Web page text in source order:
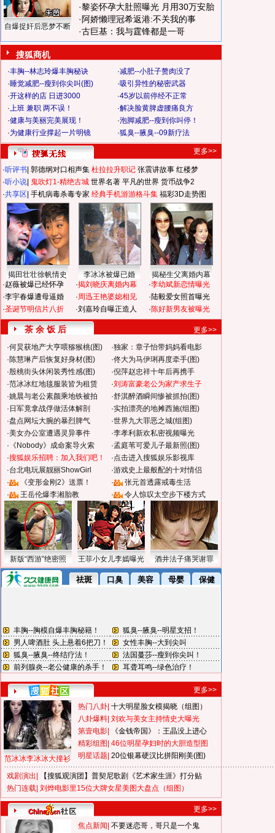
自爆捉奸后恶梦不断
·黎姿怀孕大肚照曝光 月用30万安胎
· 阿娇懒理冠希返港:不关我的事
·古巨基：我与霆锋都是一哥
搜狐商机
·丰胸--林志玲爆丰胸秘诀 ·减肥--小肚子赘肉没了
·睡觉减肥--瘦到你尖叫(图) ·吸引异性的秘密武器
·开这样的店 日进3000 ·45岁以前停经不正常
·上班 兼职 两不误！ ·解决脸黄脾虚腰痛良方
·健康与美丽完美展现！ ·泡脚减肥--瘦到你叫停！
·为健康行业撑起一片明镜 ·狐臭--腋臭--09新疗法
更多>>
·听评书 郭德纲对口相声集 杜拉拉升职记 张震讲故事 红楼梦
·听小说 鬼吹灯1-精绝古城 世界名著 平凡的世界 货币战争2
·共享区 手机病毒杀毒专家 经典手机游游格斗集 福彩3D走势图
揭田壮壮徐帆情史 李冰冰被爆已婚
揭秘生父离婚内幕
·赵薇被爆已经怀孕
·李宇春爆遭母逼婚
·圣诞节明信片八折
·揭刘晓庆离婚内幕
·周迅王艳婆媳相见
·刘嘉玲自曝正造人
·李幼斌新恋情曝光
·陆毅爱女照首曝光
·陈好新男友被曝光
茶 余 饭 后
更多>>
·何炅获地产大亨喂猕猴桃(图) ·独家：章子怡带妈妈看电影
·陈慧琳产后恢复好身材(图) ·佟大为马伊琍再度牵手(图)
·殷桃街头休闲装秀性感(图) ·倪萍赵忠祥十年后再携手
·范冰冰红地毯服装皆为租赁 ·刘涛富豪老公为家产求生子
·姚晨与老公素颜乘地铁被拍 ·舒淇醉酒瞬间惨被抓拍(图)
· 日军竟拿战俘做活体解剖 ·实拍漂亮的地摊西施(组图)
·盘点网坛大腕的暴烈脾气 ·世界九大罪恶之城(组图)
·美女办公室遭遇灵异事件 ·李孝利新欢私密视频曝光
· 《Nobody》成命案导火索 ·孟庭苇可爱儿子最新照(图)
·搜狐娱乐招聘：加入我们吧！ ·点击进入搜狐娱乐影视库
·台北电玩展靓丽ShowGirl ·游戏史上最般配的十对情侣
·
《变形金刚2》送票！ ·
张元首透露戒毒生活
·
王岳伦爆李湘胎教 · 令人惊叹太空步下楼方式
新版“西游”绝密照 王菲小女儿李嫣曝光 酒井法子痛哭谢罪
更多>>
范冰冰李冰冰大撞衫
热门八卦 十大明星脸女模揭晓（组图）
八卦爆料 刘欢与美女主持情史大曝光
第壹电影
《金钱帝国》：王晶没上进心
精彩组图 46位明星孕妇时的大胆造型图
明星话题 20位银幕硬汉比拼阳刚美(图)
戏剧演出
【搜狐观演团】普契尼歌剧《艺术家生涯》打分贴
热门连载 刘烨电影里15位大牌女星美图大盘点（组图）
更多>>
焦点新闻 不要迷恋哥，哥只是一个鬼